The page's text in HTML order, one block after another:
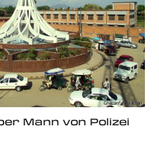
Mann von Polizei